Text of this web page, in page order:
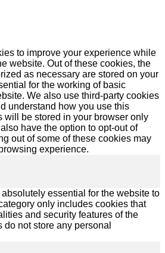
to improve your experience while
website. Out of these cookies, the
as necessary are stored on your
for the working of basic
We also use third-party cookies
understand how you use this
will be stored in your browser only
have the option to opt-out of
out of some of these cookies may
experience.
essential for the website to
only includes cookies that
and security features of the
not store any personal